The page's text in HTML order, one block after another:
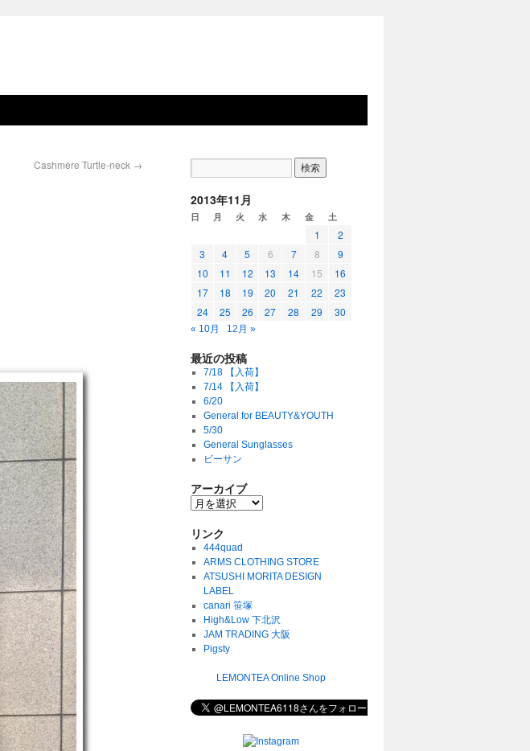
Cashmere Turtle-neck →
2013年11月
日 月 火 水 木 金 土
1
2
3
4 5 6 7 8
9
10
11 12 13 14 15
16
17
18 19 20 21 22
23
24
25 26 27 28 29 30
« 10月 12月 »
最近の投稿
7/18 【入荷】
7/14 【入荷】
6/20
General for BEAUTY&YOUTH
5/30
General Sunglasses
ビーサン
アーカイブ
リンク
444quad
ARMS CLOTHING STORE
ATSUSHI MORITA DESIGN
LABEL
canari 笹塚
High&Low 下北沢
JAM TRADING 大阪
Pigsty
LEMONTEA Online Shop